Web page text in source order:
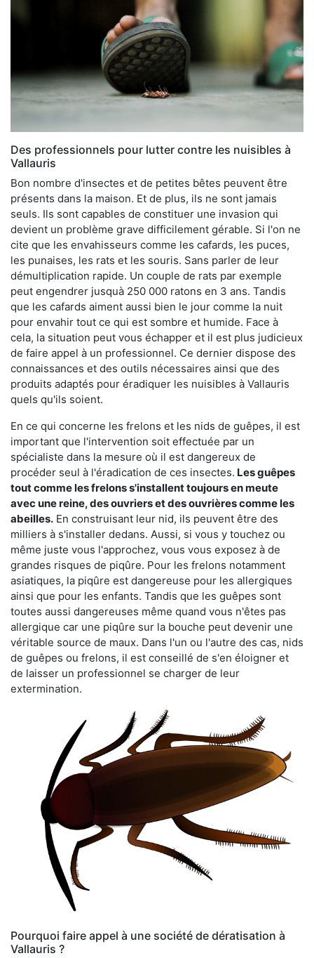
Des professionnels pour lutter contre les nuisibles à
Vallauris
Bon nombre d'insectes et de petites bêtes peuvent être
présents dans la maison. Et de plus, ils ne sont jamais
seuls. Ils sont capables de constituer une invasion qui
devient un problème grave difficilement gérable. Si l'on ne
cite que les envahisseurs comme les cafards, les puces,
les punaises, les rats et les souris. Sans parler de leur
démultiplication rapide. Un couple de rats par exemple
peut engendrer jusquà 250 000 ratons en 3 ans. Tandis
que les cafards aiment aussi bien le jour comme la nuit
pour envahir tout ce qui est sombre et humide. Face à
cela, la situation peut vous échapper et il est plus judicieux
de faire appel à un professionnel. Ce dernier dispose des
connaissances et des outils nécessaires ainsi que des
produits adaptés pour éradiquer les nuisibles à Vallauris
quels qu'ils soient.
En ce qui concerne les frelons et les nids de guêpes, il est
important que l'intervention soit effectuée par un
spécialiste dans la mesure où il est dangereux de
procéder seul à l'éradication de ces insectes. Les guêpes
tout comme les frelons s'installent toujours en meute
avec une reine, des ouvriers et des ouvrières comme les
abeilles. En construisant leur nid, ils peuvent être des
milliers à s'installer dedans. Aussi, si vous y touchez ou
même juste vous l'approchez, vous vous exposez à de
grandes risques de piqûre. Pour les frelons notamment
asiatiques, la piqûre est dangereuse pour les allergiques
ainsi que pour les enfants. Tandis que les guêpes sont
toutes aussi dangereuses même quand vous n'êtes pas
allergique car une piqûre sur la bouche peut devenir une
véritable source de maux. Dans l'un ou l'autre des cas, nids
de guêpes ou frelons, il est conseillé de s'en éloigner et
de laisser un professionnel se charger de leur
extermination.
Pourquoi faire appel à une société de dératisation à
Vallauris ?